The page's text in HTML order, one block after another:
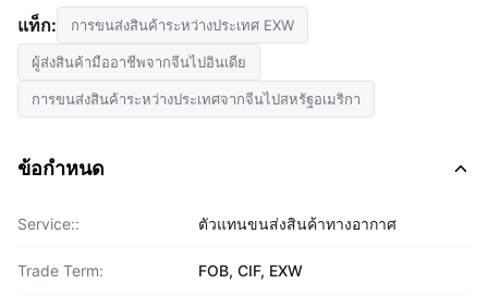
แท็ก: การขนส่งสินค้าระหว่างประเทศ EXW
ผู้ส่งสินค้ามืออาชีพจากจีนไปอินเดีย
การขนส่งสินค้าระหว่างประเทศจากจีนไปสหรัฐอเมริกา
ข้อกำหนด
Service:: ตัวแทนขนส่งสินค้าทางอากาศ
Trade Term: FOB, CIF, EXW